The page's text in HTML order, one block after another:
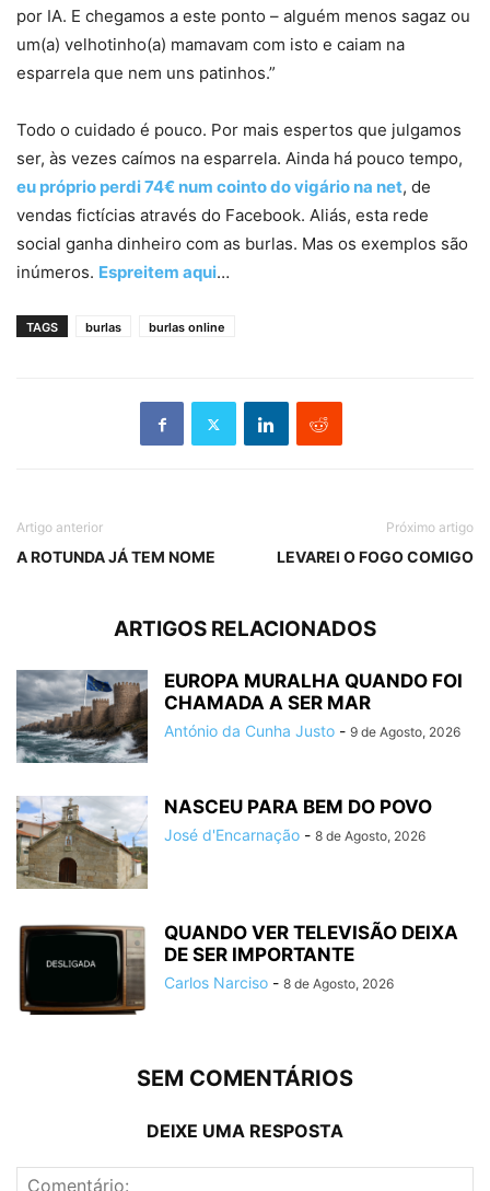
por IA. E chegamos a este ponto – alguém menos sagaz ou
um(a) velhotinho(a) mamavam com isto e caiam na
esparrela que nem uns patinhos.”
Todo o cuidado é pouco. Por mais espertos que julgamos
ser, às vezes caímos na esparrela. Ainda há pouco tempo,
eu próprio perdi 74€ num cointo do vigário na net, de
vendas fictícias através do Facebook. Aliás, esta rede
social ganha dinheiro com as burlas. Mas os exemplos são
inúmeros. Espreitem aqui…
TAGS burlas burlas online
Artigo anterior
A ROTUNDA JÁ TEM NOME
Próximo artigo
LEVAREI O FOGO COMIGO
ARTIGOS RELACIONADOS
EUROPA MURALHA QUANDO FOI
CHAMADA A SER MAR
António da Cunha Justo - 9 de Agosto, 2026
NASCEU PARA BEM DO POVO
José d'Encarnação - 8 de Agosto, 2026
QUANDO VER TELEVISÃO DEIXA
DE SER IMPORTANTE
Carlos Narciso - 8 de Agosto, 2026
SEM COMENTÁRIOS
DEIXE UMA RESPOSTA